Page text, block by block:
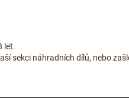
let.
sekci náhradních dílů, nebo